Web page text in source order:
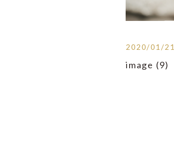
2020/01/21
image (9)